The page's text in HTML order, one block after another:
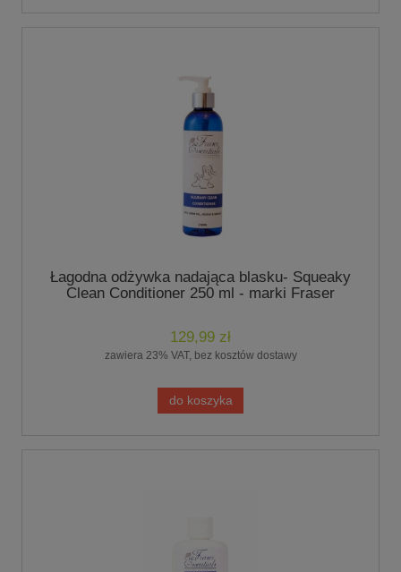
Łagodna odżywka nadająca blasku- Squeaky
Clean Conditioner 250 ml - marki Fraser
129,99 zł
zawiera 23% VAT, bez kosztów dostawy
do koszyka